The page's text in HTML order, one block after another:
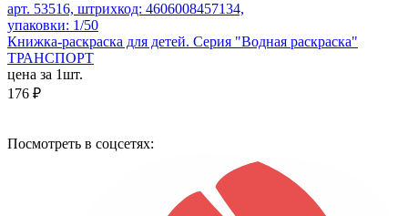
арт. 53516, штрихкод: 4606008457134,
упаковки: 1/50
Книжка-раскраска для детей. Серия "Водная раскраска"
ТРАНСПОРТ
цена за 1шт.
176 ₽
Посмотреть в соцсетях: